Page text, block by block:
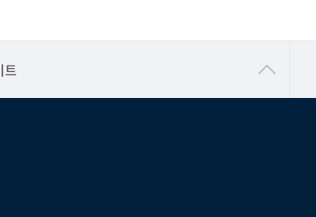
트